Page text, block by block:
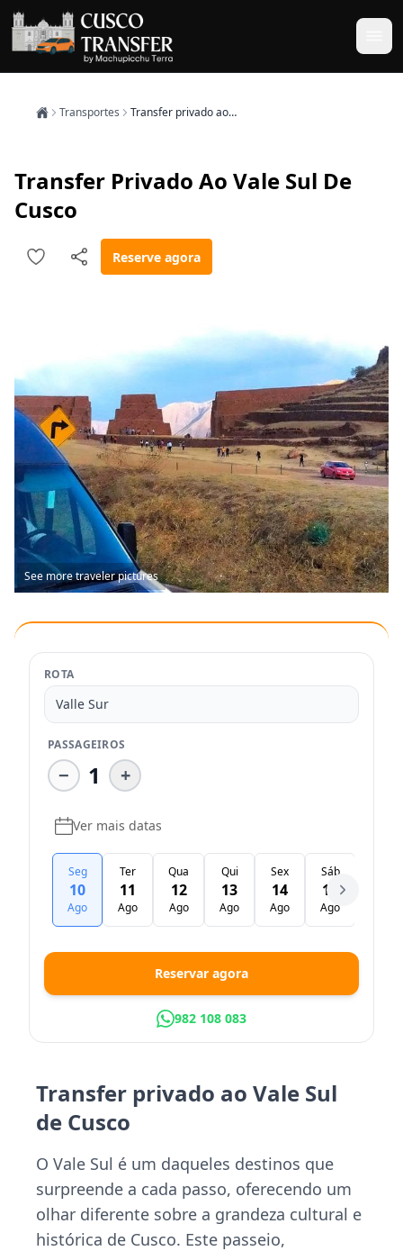
Transportes Transfer privado ao Vale Sul de Cusco
Transfer Privado Ao Vale Sul De
Cusco
Reserve agora
See more traveler pictures
Transfer privado ao Vale Sul
de Cusco
O Vale Sul é um daqueles destinos que
surpreende a cada passo, oferecendo um
olhar diferente sobre a grandeza cultural e
histórica de Cusco. Este passeio,
ROTA
Valle Sur
PASSAGEIROS
− 1 +
Ver mais datas
Seg
10
Ago
Ter
11
Ago
Qua
12
Ago
Qui
13
Ago
Sex
14
Ago
Sáb
15
Ago
Reservar agora
982 108 083